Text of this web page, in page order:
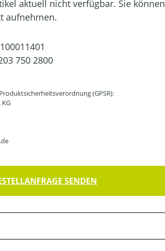
aktuell nicht verfügbar. Sie können
aufnehmen.
750 2800
(GPSR):
SENDEN